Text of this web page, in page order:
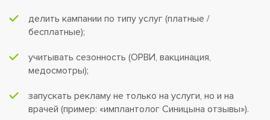
делить кампании по типу услуг (платные /
бесплатные);
учитывать сезонность (ОРВИ, вакцинация,
медосмотры);
запускать рекламу не только на услуги, но и на
врачей (пример: «имплантолог Синицына отзывы»).